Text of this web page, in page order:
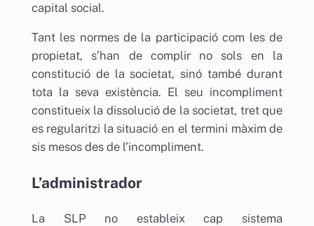
capital social.
Tant les normes de la participació com les de
propietat, s’han de complir no sols en la
constitució de la societat, sinó també durant
tota la seva existència. El seu incompliment
constitueix la dissolució de la societat, tret que
es regularitzi la situació en el termini màxim de
sis mesos des de l’incompliment.
L’administrador
La SLP no estableix cap sistema